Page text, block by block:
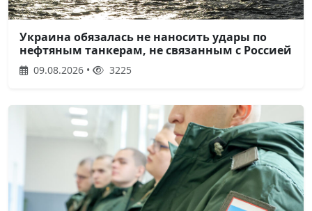
Украина обязалась не наносить удары по
нефтяным танкерам, не связанным с Россией
09.08.2026 • 3225